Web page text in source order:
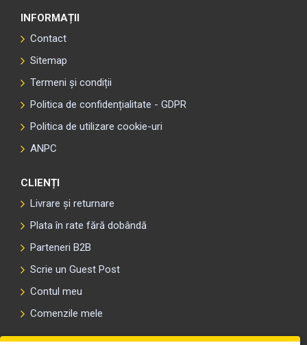
INFORMAȚII
Contact
Sitemap
Termeni și condiții
Politica de confidențialitate - GDPR
Politica de utilizare cookie-uri
ANPC
CLIENȚI
Livrare și returnare
Plata în rate fără dobândă
Parteneri B2B
Scrie un Guest Post
Contul meu
Comenzile mele